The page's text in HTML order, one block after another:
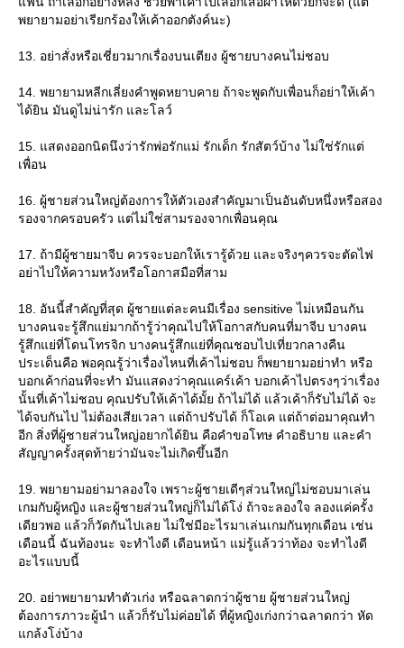
พยายามอย่าเรียกร้องให้เค้าออกตังค์นะ)
13. อย่าสั่งหรือเชี่ยวมากเรื่องบนเตียง ผู้ชายบางคนไม่ชอบ
14. พยายามหลีกเลี่ยงคำพูดหยาบคาย ถ้าจะพูดกับเพื่อนก็อย่าให้เค้า
ได้ยิน มันดูไม่น่ารัก และโลว์
15. แสดงออกนิดนึงว่ารักพ่อรักแม่ รักเด็ก รักสัตว์บ้าง ไม่ใช่รักแต่
เพื่อน
16. ผู้ชายส่วนใหญ่ต้องการให้ตัวเองสำคัญมาเป็นอันดับหนึ่งหรือสอง
รองจากครอบครัว แต่ไม่ใช่สามรองจากเพื่อนคุณ
17. ถ้ามีผู้ชายมาจีบ ควรจะบอกให้เรารู้ด้วย และจริงๆควรจะตัดไฟ
อย่าไปให้ความหวังหรือโอกาสมือที่สาม
18. อันนี้สำคัญที่สุด ผู้ชายแต่ละคนมีเรื่อง sensitive ไม่เหมือนกัน
บางคนจะรู้สึกแย่มากถ้ารู้ว่าคุณไปให้โอกาสกับคนที่มาจีบ บางคน
รู้สึกแย่ที่โดนโทรจิก บางคนรู้สึกแย่ที่คุณชอบไปเที่ยวกลางคืน
ประเด็นคือ พอคุณรู้ว่าเรื่องไหนที่เค้าไม่ชอบ ก็พยายามอย่าทำ หรือ
บอกเค้าก่อนที่จะทำ มันแสดงว่าคุณแคร์เค้า บอกเค้าไปตรงๆว่าเรื่อง
นั้นที่เค้าไม่ชอบ คุณปรับให้เค้าได้มั้ย ถ้าไม่ได้ แล้วเค้าก็รับไม่ได้ จะ
ได้จบกันไป ไม่ต้องเสียเวลา แต่ถ้าปรับได้ ก็โอเค แต่ถ้าต่อมาคุณทำ
อีก สิ่งที่ผู้ชายส่วนใหญ่อยากได้ยิน คือคำขอโทษ คำอธิบาย และคำ
สัญญาครั้งสุดท้ายว่ามันจะไม่เกิดขึ้นอีก
19. พยายามอย่ามาลองใจ เพราะผู้ชายเดีๆส่วนใหญ่ไม่ชอบมาเล่น
เกมกับผู้หญิง และผู้ชายส่วนใหญ่ก็ไม่ได้โง่ ถ้าจะลองใจ ลองแค่ครั้ง
เดียวพอ แล้วก็วัดกันไปเลย ไม่ใช่มีอะไรมาเล่นเกมกันทุกเดือน เช่น
เดือนนี้ ฉันท้องนะ จะทำไงดี เดือนหน้า แม่รู้แล้วว่าท้อง จะทำไงดี
อะไรแบบนี้
20. อย่าพยายามทำตัวเก่ง หรือฉลาดกว่าผู้ชาย ผู้ชายส่วนใหญ่
ต้องการภาวะผู้นำ แล้วก็รับไม่ค่อยได้ ที่ผู้หญิงเก่งกว่าฉลาดกว่า หัด
กล้งโง่บ้าง